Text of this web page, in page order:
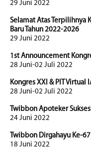
29 Juni 2022
Selamat Atas Terpilihnya
Baru Tahun 2022-2026
29 Juni 2022
1st Announcement
28 Juni-02 Juli 2022
Kongres XXI & PIT
28 Juni-02 Juli 2022
Twibbon Apoteker
24 Juni 2022
Twibbon Dirgahayu Ke-
18 Juni 2022